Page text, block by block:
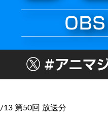
第50回 放送分